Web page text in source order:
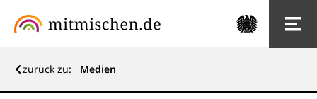
zurück zu: Medien